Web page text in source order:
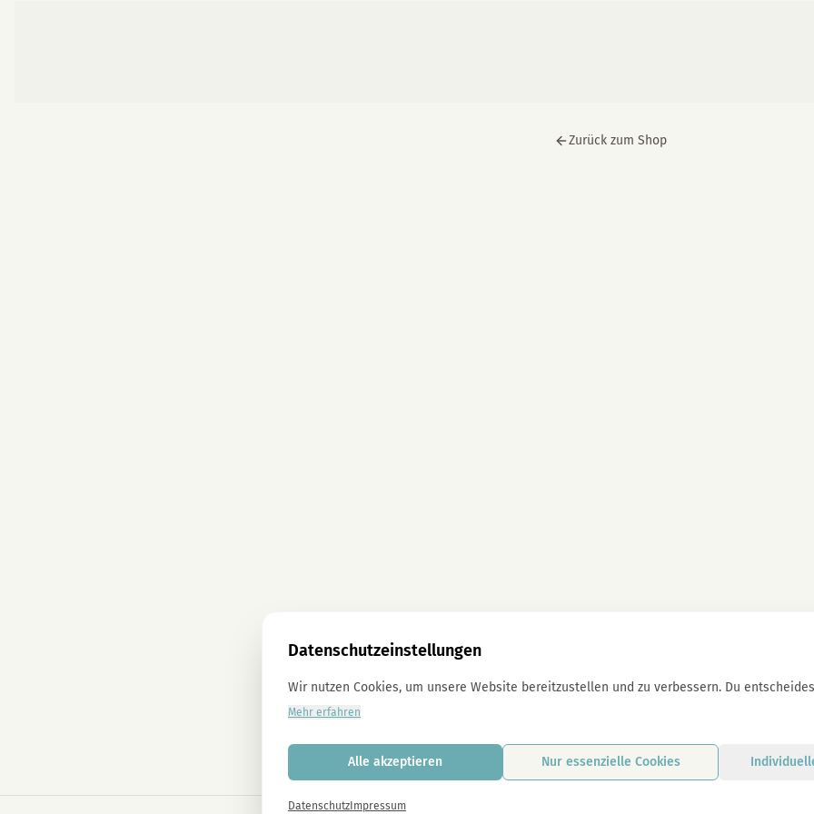
Zurück zum Shop
Datenschutzeinstellungen
Wir nutzen Cookies, um unsere Website bereitzustellen und zu verbessern. Du
Mehr erfahren
Alle akzeptieren Nur essenzielle Cookies
Datenschutz Impressum